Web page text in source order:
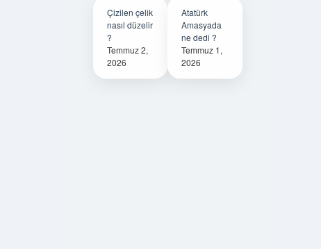
Çizilen çelik
nasıl düzelir
?
Temmuz 2,
2026
Atatürk
Amasyada
ne dedi ?
Temmuz 1,
2026